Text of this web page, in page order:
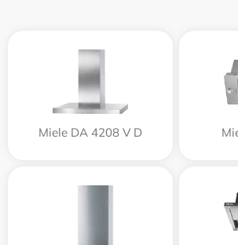
Miele DA 4208 V D